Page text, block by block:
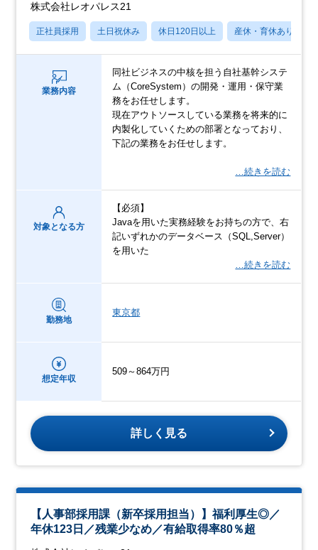
株式会社レオパレス21
正社員採用 土日祝休み 休日120日以上 産休・育休あり
業務内容
同社ビジネスの中核を担う自社基幹システ
ム（CoreSystem）の開発・運用・保守業
務をお任せします。
現在アウトソースしている業務を将来的に
内製化していくための部署となっており、
下記の業務をお任せします。
…続きを読む
対象となる方
【必須】
Javaを用いた実務経験をお持ちの方で、右
記いずれかのデータベース（SQL,Server）
を用いた
…続きを読む
勤務地
東京都
想定年収
509～864万円
詳しく見る
【人事部採用課（新卒採用担当）】福利厚生◎／
年休123日／残業少なめ／有給取得率80％超